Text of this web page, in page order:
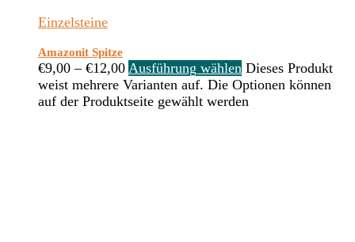
Einzelsteine
Amazonit Spitze
€9,00 – €12,00 Ausführung wählen Dieses Produkt
weist mehrere Varianten auf. Die Optionen können
auf der Produktseite gewählt werden